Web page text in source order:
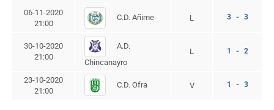
06-11-2020
21:00
C.D. Añime L 3 - 3
30-10-2020
21:00
A.D.
Chincanayro
L 1 - 2
23-10-2020
21:00
C.D. Ofra V 1 - 3